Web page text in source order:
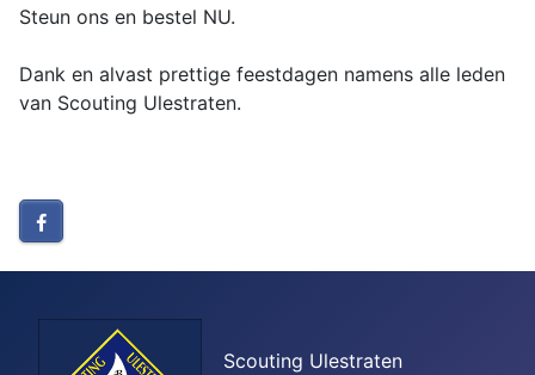
Steun ons en bestel NU.
Dank en alvast prettige feestdagen namens alle leden
van Scouting Ulestraten.
Scouting Ulestraten